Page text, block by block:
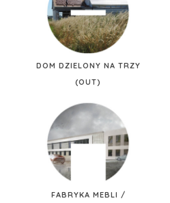
DOM DZIELONY NA TRZY
(OUT)
FABRYKA MEBLI /